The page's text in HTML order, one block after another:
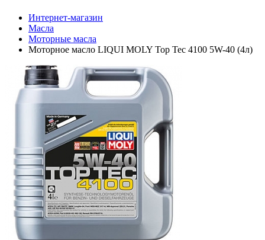
Интернет-магазин
Масла
Моторные масла
Моторное масло LIQUI MOLY Top Tec 4100 5W-40 (4л)